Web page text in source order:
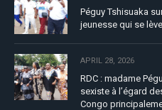
Péguy Tshisuaka
jeunesse qui se
APRIL 28, 2026
RDC : madame
sexiste à l’égard
Congo